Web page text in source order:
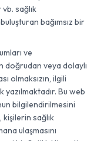
sağlık
bağımsız bir
ve
doğrudan veya dolaylı
olmaksızın, ilgili
yazılmaktadır. Bu web
bilgilendirilmesini
kişilerin sağlık
ulaşmasını